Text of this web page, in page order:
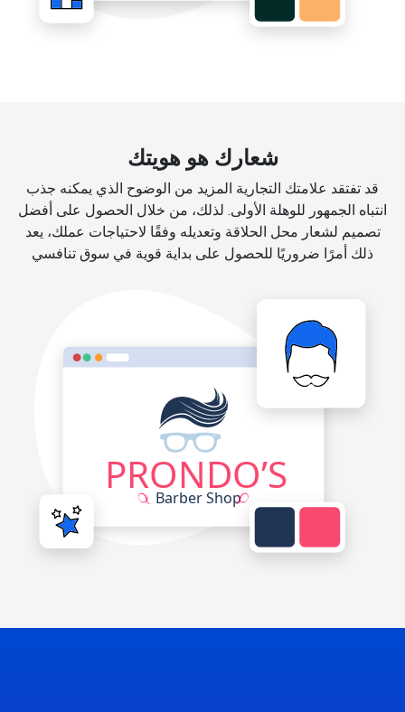
شعارك هو هويتك
قد تفتقد علامتك التجارية المزيد من الوضوح الذي يمكنه جذب
انتباه الجمهور للوهلة الأولى. لذلك، من خلال الحصول على أفضل
تصميم لشعار محل الحلاقة وتعديله وفقًا لاحتياجات عملك، يعد
ذلك أمرًا ضروريًا للحصول على بداية قوية في سوق تنافسي